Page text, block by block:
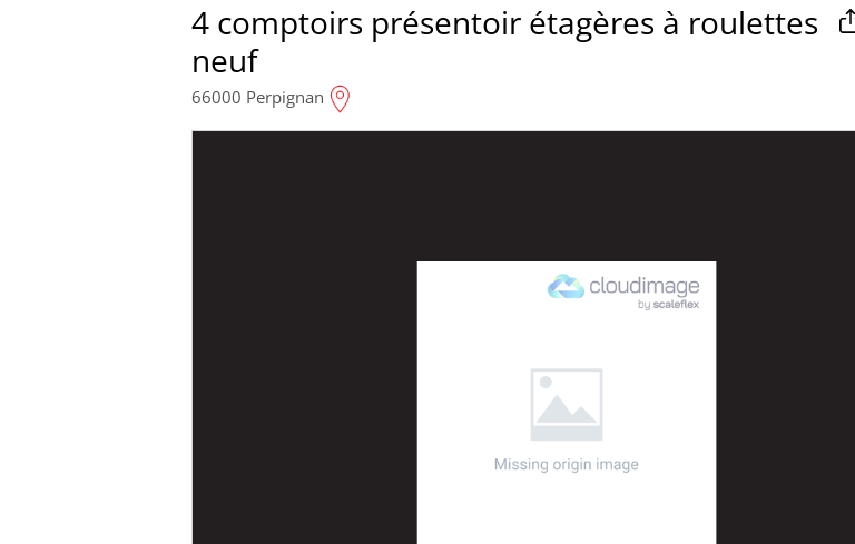
4 comptoirs présentoir étagères à roulettes
neuf
66000 Perpignan